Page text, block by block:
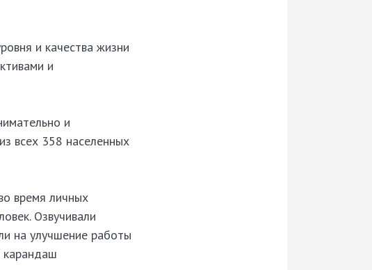
и качества жизни
и
и
всех 358 населенных
время личных
Озвучивали
на улучшение работы
карандаш